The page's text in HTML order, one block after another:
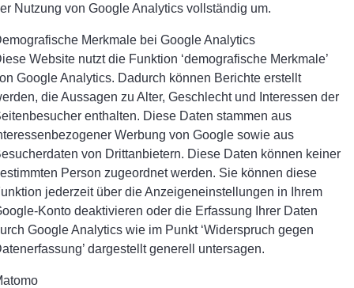
Nutzung von Google Analytics vollständig um.
Merkmale bei Google Analytics
Website nutzt die Funktion ‘demografische Merkmale’
Google Analytics. Dadurch können Berichte erstellt
die Aussagen zu Alter, Geschlecht und Interessen der
enthalten. Diese Daten stammen aus
Werbung von Google sowie aus
von Drittanbietern. Diese Daten können keiner
Person zugeordnet werden. Sie können diese
jederzeit über die Anzeigeneinstellungen in Ihrem
Konto deaktivieren oder die Erfassung Ihrer Daten
Google Analytics wie im Punkt ‘Widerspruch gegen
dargestellt generell untersagen.